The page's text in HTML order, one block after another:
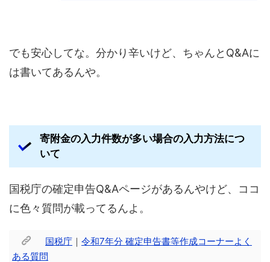
でも安心してな。分かり辛いけど、ちゃんとQ&Aに
は書いてあるんや。
寄附金の入力件数が多い場合の入力方法につ
いて
国税庁の確定申告Q&Aページがあるんやけど、ココ
に色々質問が載ってるんよ。
国税庁 ｜ 令和7年分 確定申告書等作成コーナーよく
ある質問